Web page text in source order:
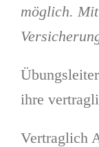
möglich.
ihre
Vertraglich